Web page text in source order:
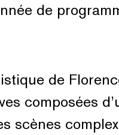
de
de
composées
scènes